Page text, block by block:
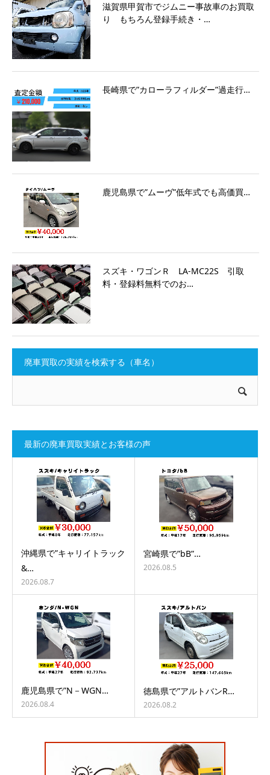
滋賀県甲賀市でジムニー事故車のお買取
り もちろん登録手続き・…
長崎県で”カローラフィルダー”過走行…
鹿児島県で”ムーヴ”低年式でも高価買…
スズキ・ワゴンＲ LA-MC22S 引取
料・登録料無料でのお…
廃車買取の実績を検索する（車名）
最新の廃車買取実績とお客様の声
沖縄県で”キャリイトラック
&…
2026.08.7
宮崎県で”bB”…
2026.08.5
鹿児島県で”N－WGN…
2026.08.4
徳島県で”アルトバンR…
2026.08.2